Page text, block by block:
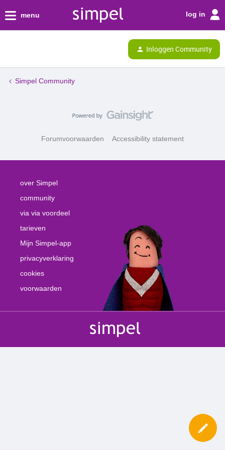
menu log in
Inloggen Community
Simpel Community
Forumvoorwaarden Accessibility statement
over Simpel
community
via via voordeel
tarieven
Mijn Simpel-app
privacyverklaring
cookies
voorwaarden